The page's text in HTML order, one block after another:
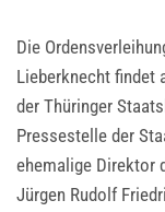
Die
Lieberknecht findet
der Thüringer
Pressestelle der
ehemalige Direktor
Jürgen Rudolf